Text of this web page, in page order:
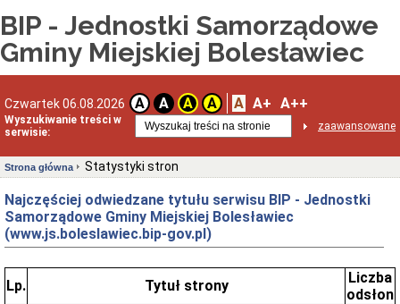
BIP - Jednostki Samorządowe
Gminy Miejskiej Bolesławiec
Czwartek 06.08.2026 A A A A A A+ A++
Wyszukiwanie treści w
serwisie:
zaawansowane
Strona główna Statystyki stron
Najczęściej odwiedzane tytułu serwisu BIP - Jednostki
Samorządowe Gminy Miejskiej Bolesławiec
(www.js.boleslawiec.bip-gov.pl)
Lp. Tytuł strony
Liczba
odsłon